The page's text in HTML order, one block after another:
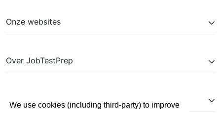
We use cookies (including third-party) to improve
Onze websites
Over JobTestPrep
Help